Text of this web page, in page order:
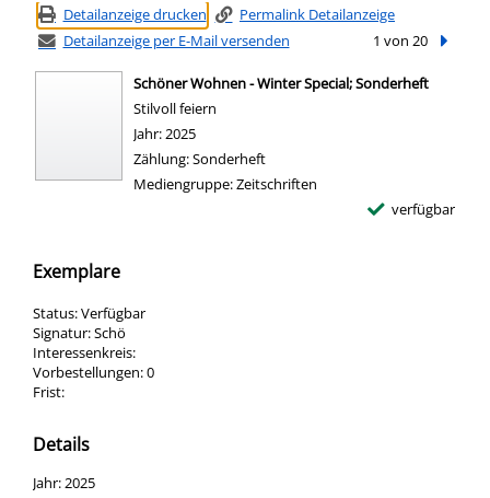
Detailanzeige drucken
Permalink Detailanzeige
Detailanzeige per E-Mail versenden
1 von 20
Schöner Wohnen - Winter Special; Sonderheft
Stilvoll feiern
Suche nach diesem Verfasser
Jahr:2025
Zählung:Sonderheft
Mediengruppe:Zeitschriften
verfügbar
Exemplare
Status:Verfügbar
Signatur:Schö
Interessenkreis:
Vorbestellungen:0
Frist:
Details
Suche nach diesem Verfasser
Jahr:2025